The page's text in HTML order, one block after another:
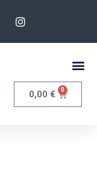
0,00 € 0